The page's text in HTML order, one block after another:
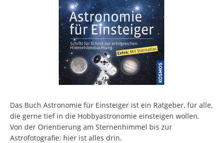
Das Buch Astronomie für Einsteiger ist ein Ratgeber, für alle,
die gerne tief in die Hobbyastronomie einsteigen wollen.
Von der Orientierung am Sternenhimmel bis zur
Astrofotografie: hier ist alles drin.